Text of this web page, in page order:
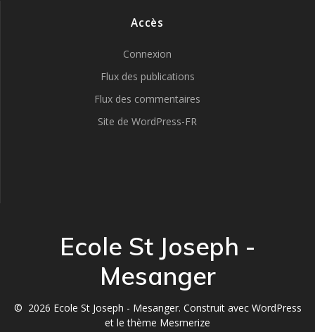
Accès
Connexion
Flux des publications
Flux des commentaires
Site de WordPress-FR
Ecole St Joseph -
Mesanger
© 2026 Ecole St Joseph - Mesanger. Construit avec WordPress
et lethème Mesmerize